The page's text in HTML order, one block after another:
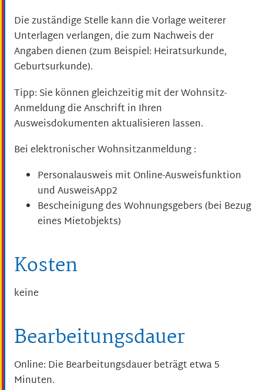
Die zuständige Stelle kann die Vorlage weiterer
Unterlagen verlangen, die zum Nachweis der
Angaben dienen (zum Beispiel: Heiratsurkunde,
Geburtsurkunde).
Tipp: Sie können gleichzeitig mit der Wohnsitz-
Anmeldung die Anschrift in Ihren
Ausweisdokumenten aktualisieren lassen.
Bei elektronischer Wohnsitzanmeldung :
Personalausweis mit Online-Ausweisfunktion
und AusweisApp2
Bescheinigung des Wohnungsgebers (bei Bezug
eines Mietobjekts)
Kosten
keine
Bearbeitungsdauer
Online: Die Bearbeitungsdauer beträgt etwa 5
Minuten.